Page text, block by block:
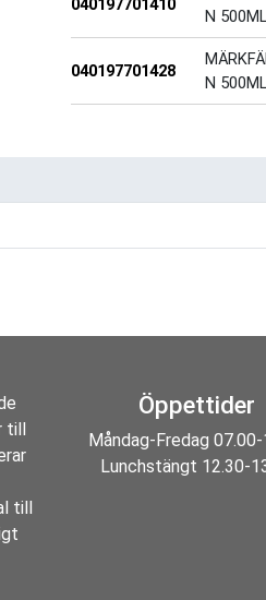
N
040197701428
N
till
till
Öppettider
Måndag-Fredag
Lunchstängt 12.30-